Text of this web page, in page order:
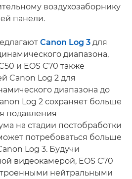
воздухозаборнику
панели.
Canon Log 3 для
диапазона,
и EOS C70 также
Canon Log 2 для
диапазона до
Log 2 сохраняет больше
подавления
на стадии постобработки
потребоваться больше
Log 3. Будучи
видеокамерой, EOS C70
нейтральными